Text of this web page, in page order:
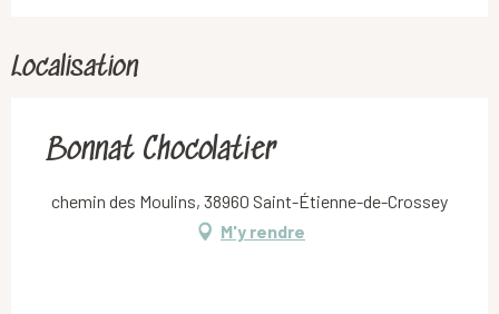
Localisation
Bonnat Chocolatier
chemin des Moulins, 38960 Saint-Étienne-de-Crossey
M'y rendre